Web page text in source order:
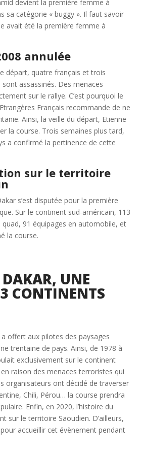
devient la première femme à
sa catégorie « buggy ». Il faut savoir
avait été la première femme à
annulée
départ, quatre français et trois
assassinés. Des menaces
sur le rallye. C’est pourquoi le
Français recommande de ne
Ainsi, la veille du départ, Etienne
la course. Trois semaines plus tard,
a confirmé la pertinence de cette
sur le territoire
s’est disputée pour la première
Sur le continent sud-américain, 113
91 équipages en automobile, et
la course.
UNE
CONTINENTS
offert aux pilotes des paysages
trentaine de pays. Ainsi, de 1978 à
exclusivement sur le continent
raison des menaces terroristes qui
organisateurs ont décidé de traverser
Chili, Pérou… la course prendra
Enfin, en 2020, l’histoire du
sur le territoire Saoudien. D’ailleurs,
accueillir cet évènement pendant